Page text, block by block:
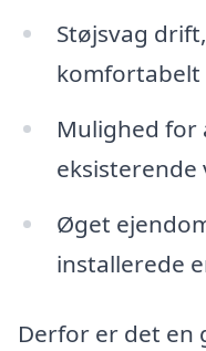
Støjsvag
komfortabelt
Mulighed for
Øget
installerede
Derfor er det en